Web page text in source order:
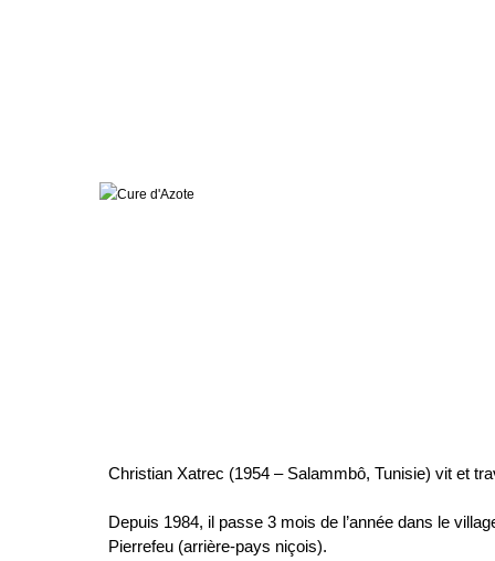
Christian Xatrec (1954 – Salammbô, Tunisie) vit et
Depuis 1984, il passe 3 mois de l’année dans le
Pierrefeu (arrière-pays niçois).